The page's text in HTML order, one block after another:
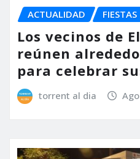
ACTUALIDAD FIESTAS
Los vecinos de
reúnen
para celebrar
torrent al dia